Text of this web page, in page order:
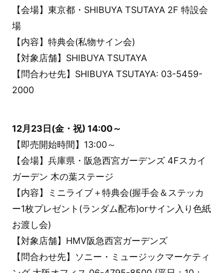
【会場】東京都・SHIBUYA TSUTAYA 2F 特設会
場
【内容】特典会(私物サイン会)
【対象店舗】SHIBUYA TSUTAYA
【問合わせ先】SHIBUYA TSUTAYA: 03-5459-
2000
12月23日(金・祝) 14:00～
【即売開始時間】13:00～
【会場】兵庫県・阪急西宮ガーデンズ 4Fスカイ
ガーデン 木の葉ステージ
【内容】ミニライブ＋特典会(握手会＆ステッカ
ー1枚プレゼント(ランダム配布)orサイン入り色紙
お渡し会)
【対象店舗】HMV阪急西宮ガーデンズ
【問合わせ先】ソニー・ミュージックマーケティ